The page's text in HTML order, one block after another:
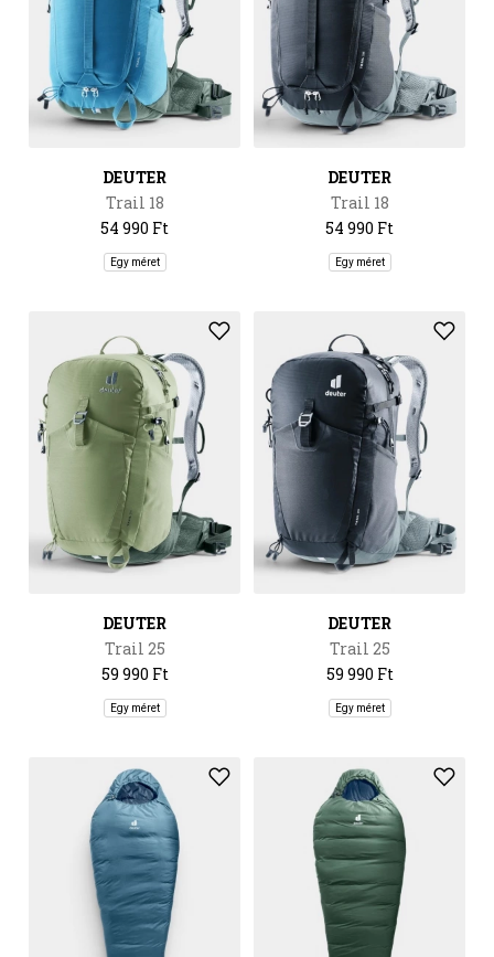
DEUTER
Trail 18
54 990 Ft
Egy méret
DEUTER
Trail 18
54 990 Ft
Egy méret
DEUTER
Trail 25
59 990 Ft
Egy méret
DEUTER
Trail 25
59 990 Ft
Egy méret